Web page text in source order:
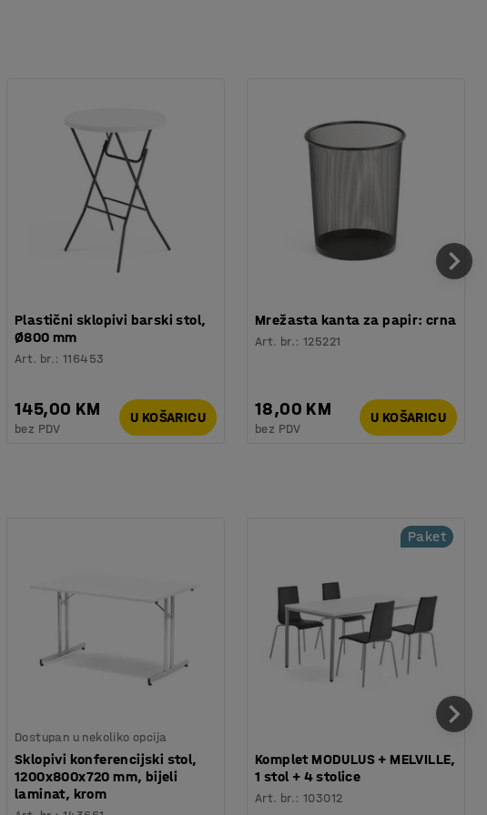
Plastični sklopivi barski stol,
Ø800 mm
Art. br.:116453
145,00 KM
bez PDV
U KOŠARICU
Mrežasta kanta za papir: crna
Art. br.:125221
18,00 KM
bez PDV
U KOŠARICU
Dostupan u nekoliko opcija
Sklopivi konferencijski stol,
1200x800x720 mm, bijeli
laminat, krom
Paket
Komplet MODULUS + MELVILLE,
1 stol + 4 stolice
Art. br.:103012